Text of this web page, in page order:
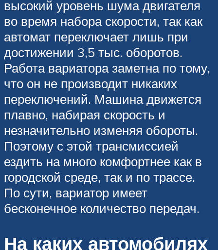
высокий уровень шума двигателя
во время набора скорости, так как
автомат переключает лишь при
достижении 3,5 тыс. оборотов.
Работа вариатора заметна по тому,
что он не производит никаких
переключений. Машина движется
плавно, набирая скорость и
незначительно изменяя обороты.
Поэтому с этой трансмиссией
ездить на много комфортнее как в
городской среде, так и по трассе.
По сути, вариатор имеет
бесконечное количество передач.
На каких автомобилях